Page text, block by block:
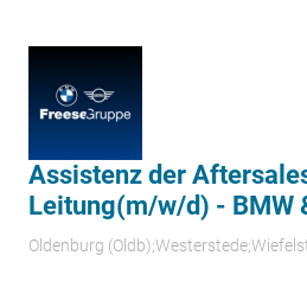
Assistenz der
Leitung(m/w/d) - BMW
Oldenburg